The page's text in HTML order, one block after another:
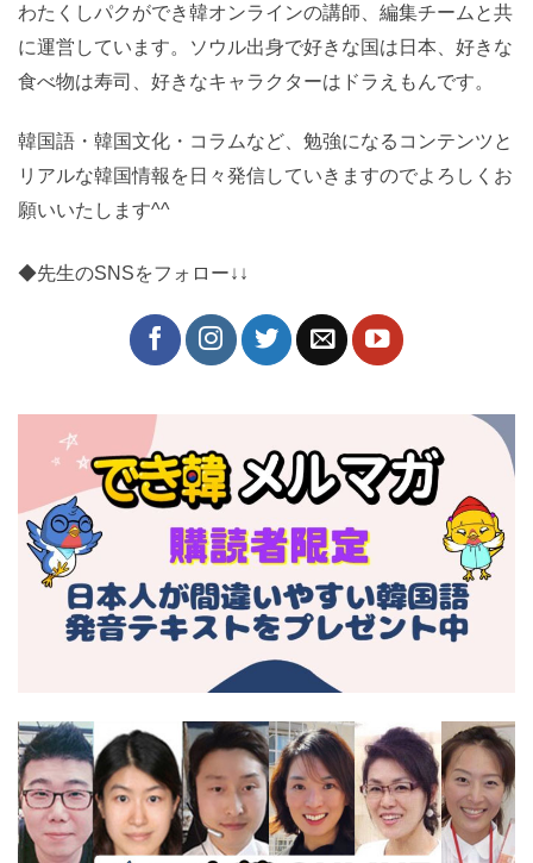
わたくしパクができ韓オンラインの講師、編集チームと
共に運営しています。ソウル出身で好きな国は日本、好
きな食べ物は寿司、好きなキャラクターはドラえもんで
韓国語・韓国文化・コラムなど、勉強になるコンテンツ
とリアルな韓国情報を日々発信していきますのでよろし